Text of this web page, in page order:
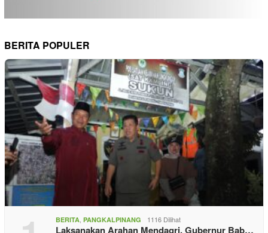
BERITA POPULER
BERITA PANGKALPINANG 1116 Dilihat
Laksanakan Arahan Mendagri, Gubernur Bab…